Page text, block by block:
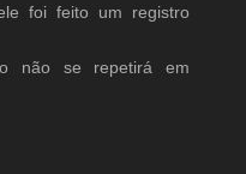
foi feito um registro
não se repetirá em